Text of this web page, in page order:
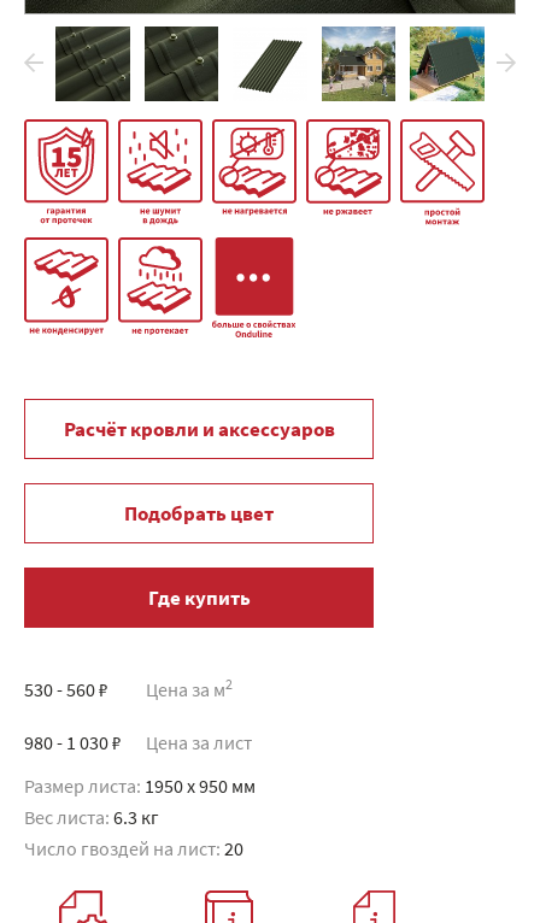
Расчёт кровли и аксессуаров
Подобрать цвет
Где купить
530 - 560 ₽ Цена за м2
980 - 1 030 ₽ Цена за лист
Размер листа: 1950 x 950 мм
Вес листа: 6.3 кг
Число гвоздей на лист: 20